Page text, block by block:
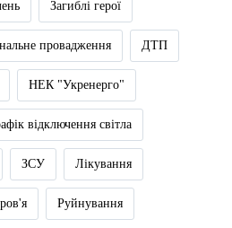
Загиблі герої
провадження ДТП
НЕК "Укренерго"
відключення світла
ЗСУ Лікування
Руйнування